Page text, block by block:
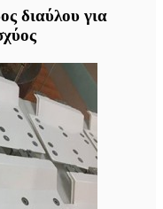
διαύλου για